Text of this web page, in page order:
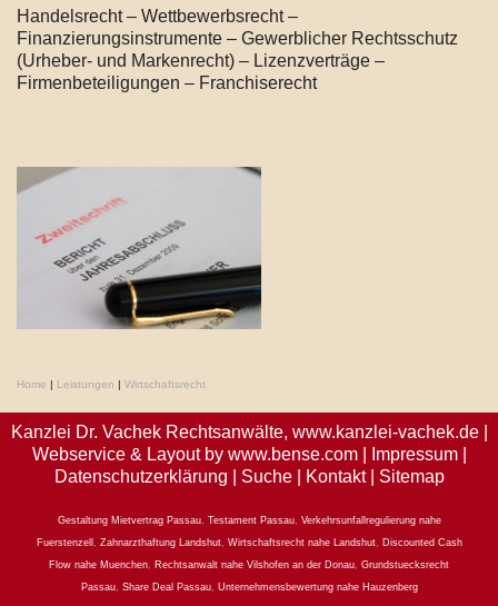
Handelsrecht – Wettbewerbsrecht –
Finanzierungsinstrumente – Gewerblicher Rechtsschutz
(Urheber- und Markenrecht) – Lizenzverträge –
Firmenbeteiligungen – Franchiserecht
Home | Leistungen | Wirtschaftsrecht
Kanzlei Dr. Vachek Rechtsanwälte, www.kanzlei-vachek.de|
Webservice & Layout by www.bense.com| Impressum|
Datenschutzerklärung
Suche| Kontakt| Sitemap
Gestaltung Mietvertrag Passau, Testament Passau, Verkehrsunfallregulierung nahe
Fuerstenzell
Zahnarzthaftung Landshut, Wirtschaftsrecht nahe Landshut,
Discounted Cash
Flow nahe Muenchen
Rechtsanwalt nahe Vilshofen an der Donau Grundstuecksrecht
Passau, Share Deal Passau, Unternehmensbewertung nahe Hauzenberg